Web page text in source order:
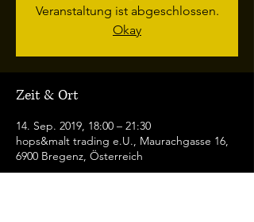
Veranstaltung ist abgeschlossen.
Okay
Zeit & Ort
14. Sep. 2019, 18:00 – 21:30
hops&malt trading e.U., Maurachgasse 16,
6900 Bregenz, Österreich